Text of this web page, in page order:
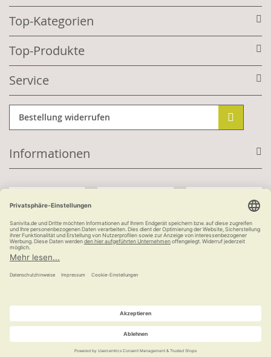
Top-Kategorien
Top-Produkte
Service
Bestellung widerrufen
Informationen
Kauf auf Rechnung
versandkostenfrei
© Ludwig Bertram GmbH | 2026